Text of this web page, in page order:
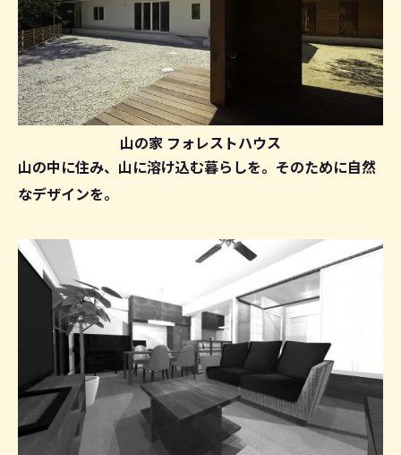
山の家 フォレストハウス
山の中に住み、山に溶け込む暮らしを。そのために自然
なデザインを。